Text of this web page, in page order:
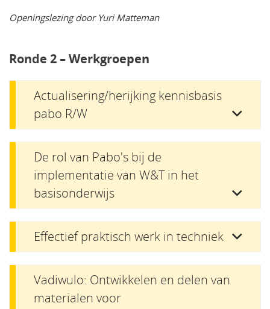
Openingslezing door Yuri Matteman
Ronde 2 – Werkgroepen
Actualisering/herijking kennisbasis
pabo R/W
De rol van Pabo's bij de
implementatie van W&T in het
basisonderwijs
Effectief praktisch werk in techniek
Vadiwulo: Ontwikkelen en delen van
materialen voor